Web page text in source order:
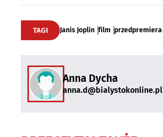
TAGI Janis Joplin film przedpremiera
Anna Dycha
anna.d@bialystokonline.pl